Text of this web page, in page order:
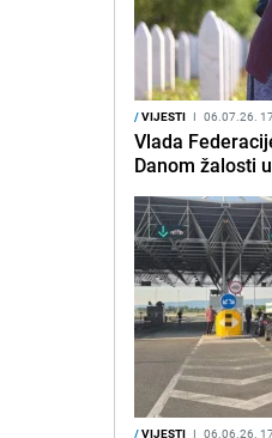
/VIJESTI I 06.07.26.
Vlada
Danom žalosti
/VIJESTI I 06.06.26.